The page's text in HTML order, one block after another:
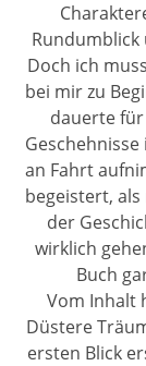
Rundumblick
Doch ich
bei mir zu
dauerte
an Fahrt
begeistert,
der
wirklich
Buch
Vom Inhalt
Düstere
ersten Blick